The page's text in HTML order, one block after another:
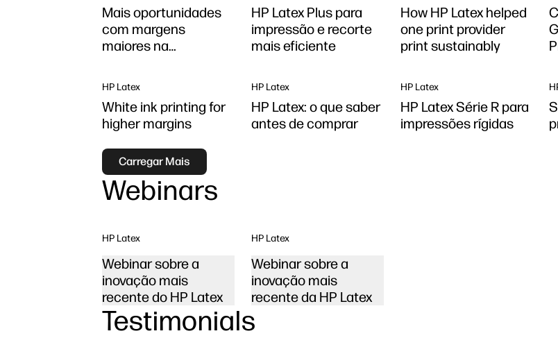
Mais oportunidades
com margens
maiores na
HP Latex Plus para
impressão e recorte
mais eficiente
How HP Latex helped
one print provider
print sustainably
HP Latex
White ink printing for
higher margins
HP Latex
HP Latex: o que saber
antes de comprar
HP Latex
HP Latex Série R para
impressões rígidas
Carregar Mais
Webinars
HP Latex
Webinar sobre a
inovação mais
recente do HP Latex
HP Latex
Webinar sobre a
inovação mais
recente da HP Latex
Testimonials